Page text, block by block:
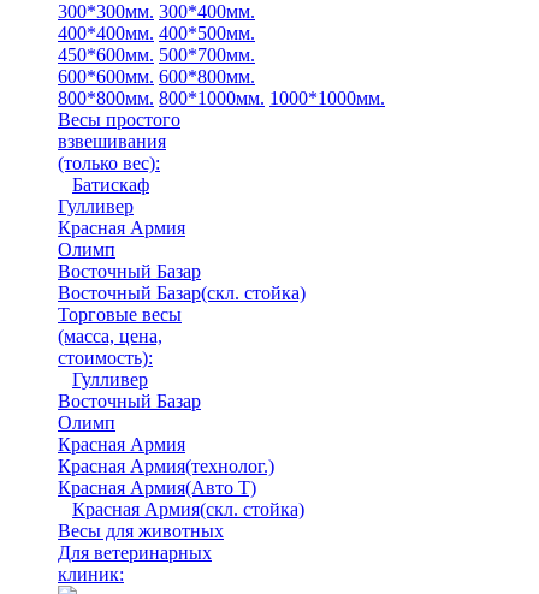
300*300мм. 300*400мм.
400*400мм. 400*500мм.
450*600мм. 500*700мм.
600*600мм. 600*800мм.
800*800мм. 800*1000мм. 1000*1000мм.
Весы простого
взвешивания
(только вес):
Батискаф
Гулливер
Красная Армия
Олимп
Восточный Базар
Восточный Базар(скл. стойка)
Торговые весы
(масса, цена,
стоимость):
Гулливер
Восточный Базар
Олимп
Красная Армия
Красная Армия(технолог.)
Красная Армия(Авто Т)
Красная Армия(скл. стойка)
Весы для животных
Для ветеринарных
клиник: